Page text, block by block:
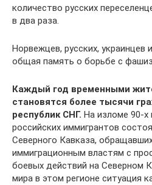
количество русских
в два раза.
Норвежцев, русских, украинцев
общая память о борьбе с
Каждый год временными
становятся более тысячи
республик СНГ. На изломе 90-х
российских иммигрантов
Северного Кавказа,
иммиграционным властям с
боевых действий на Северном
мира в этом регионе ситуация